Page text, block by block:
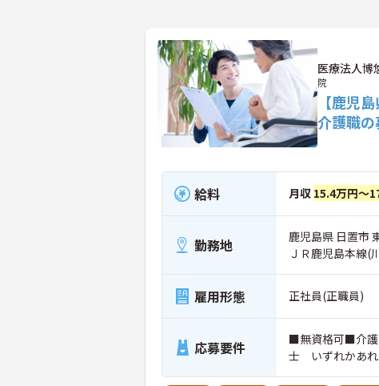
医療法人
院
【鹿児
介護職
給料 月収 15.4万円～
勤務地
鹿児島県 日置市
ＪＲ鹿児島本線(
雇用形態 正社員(正職員)
応募要件
■無資格可■介護
士 いずれかあ